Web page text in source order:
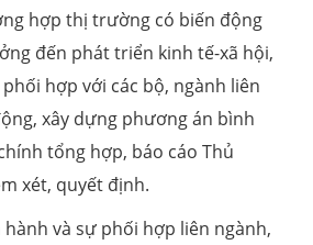
hợp thị trường có biến động
đến phát triển kinh tế-xã hội,
hợp với các bộ, ngành liên
xây dựng phương án bình
tổng hợp, báo cáo Thủ
xét, quyết định.
hành và sự phối hợp liên ngành,